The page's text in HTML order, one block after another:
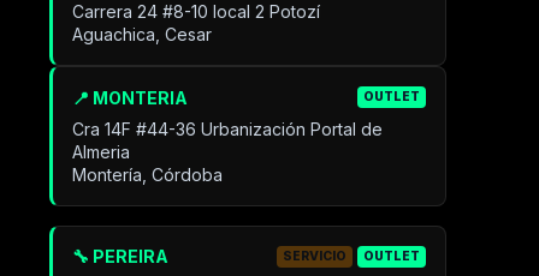
Carrera 24 #8-10 local 2 Potozí
Aguachica, Cesar
📍 MONTERIA OUTLET
Cra 14F #44-36 Urbanización Portal de
Almeria
Montería, Córdoba
🔧 PEREIRA SERVICIO OUTLET